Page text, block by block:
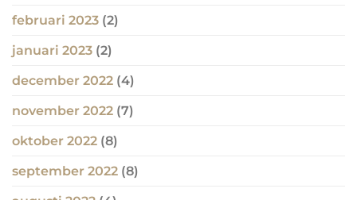
februari 2023 (2)
januari 2023 (2)
december 2022 (4)
november 2022 (7)
oktober 2022 (8)
september 2022 (8)